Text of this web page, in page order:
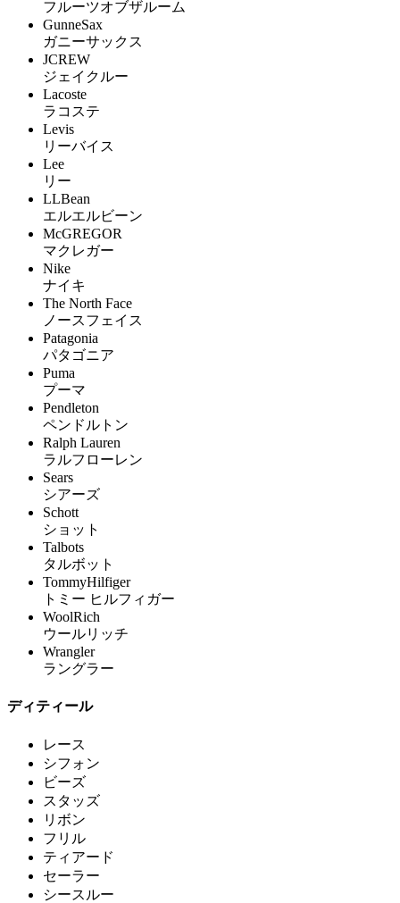
フルーツオブザルーム
GunneSax
ガニーサックス
JCREW
ジェイクルー
Lacoste
ラコステ
Levis
リーバイス
Lee
リー
LLBean
エルエルビーン
McGREGOR
マクレガー
Nike
ナイキ
The North Face
ノースフェイス
Patagonia
パタゴニア
Puma
プーマ
Pendleton
ペンドルトン
Ralph Lauren
ラルフローレン
Sears
シアーズ
Schott
ショット
Talbots
タルボット
TommyHilfiger
トミー ヒルフィガー
WoolRich
ウールリッチ
Wrangler
ラングラー
ディティール
レース
シフォン
ビーズ
スタッズ
リボン
フリル
ティアード
セーラー
シースルー